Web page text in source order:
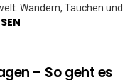
Wandern, Tauchen und
– So geht es